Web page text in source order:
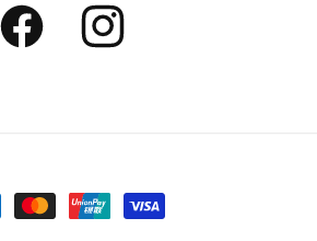
Facebook Instagram